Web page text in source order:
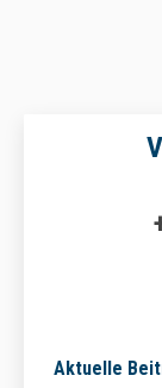
Aktuelle